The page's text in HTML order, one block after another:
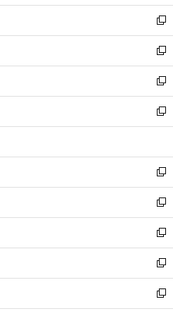
開
く
ウ
で
開
く
ン
ド
ウ
で
開
く
ウ
ィ
ン
ド
ウ
で
開
く
し
い
ウ
ィ
ン
ド
ウ
で
開
新
し
い
ウ
ィ
ン
ド
ウ
開
く
新
し
い
ウ
ィ
ン
ウ
で
開
く
新
し
い
ウ
ン
ド
ウ
で
開
く
新
し
ウ
ィ
ン
ド
ウ
で
開
く
新
し
い
ウ
ィ
ン
ド
ウ
で
開
新
し
い
ウ
ィ
ン
ド
ウ
新
し
い
ウ
ィ
ン
新
し
い
ウ
新
し